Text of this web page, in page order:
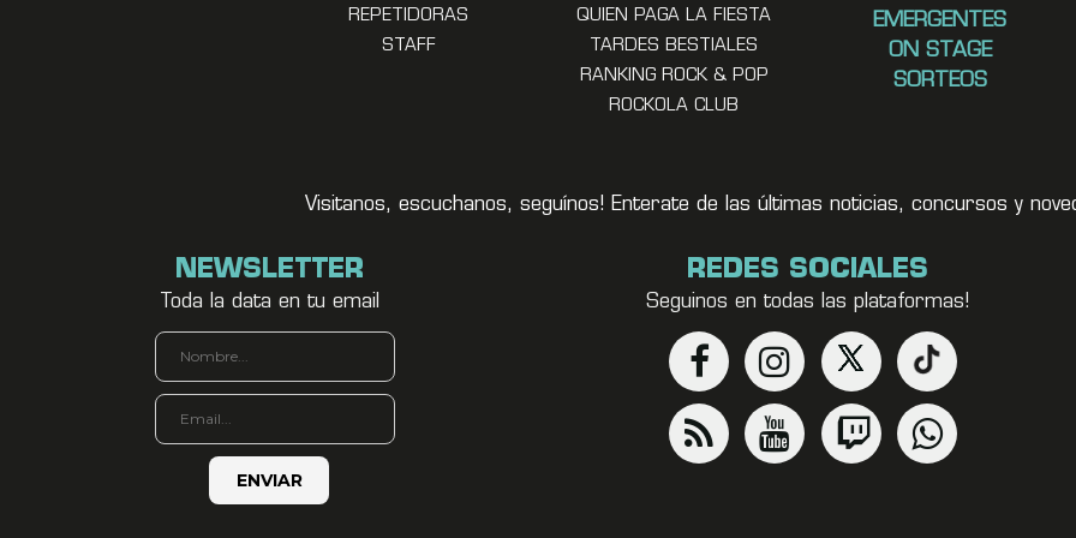
REPETIDORAS
STAFF
QUIEN PAGA LA FIESTA
TARDES BESTIALES
RANKING ROCK & POP
ROCKOLA CLUB
EMERGENTES
ON STAGE
SORTEOS
Visitanos, escuchanos, seguínos! Enterate de las últimas noticias, concursos y
NEWSLETTER
Toda la data en tu email
REDES SOCIALES
Seguinos en todas las plataformas!